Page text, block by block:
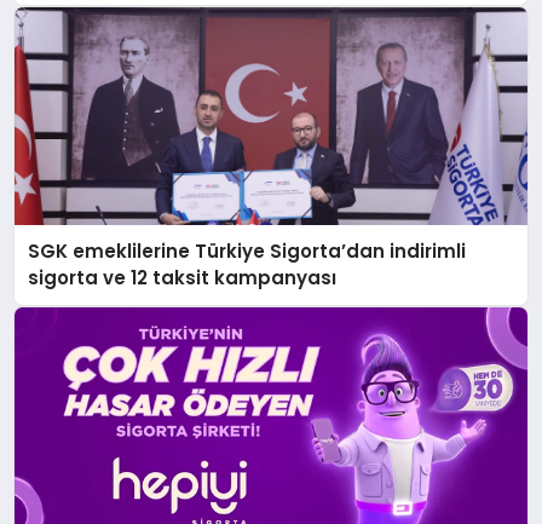
SGK emeklilerine Türkiye Sigorta’dan indirimli
sigorta ve 12 taksit kampanyası